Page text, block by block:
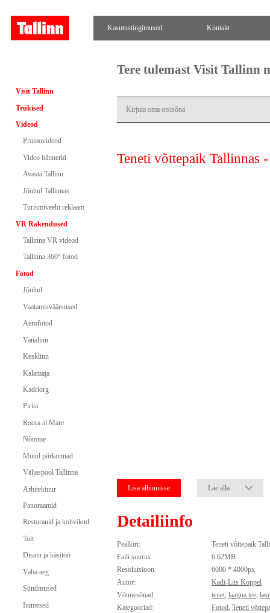
Kasutustingimused Kontakt
Visit Tallinn
Trükised
Videod
Promovideod
Video bännerid
Avasta Tallinn
Jõulud Tallinnas
Turismiveebi reklaam
VR Rakendused
Tallinna VR videod
Tallinna 360° fotod
Fotod
Jõulud
Vaatamisväärsused
Aerofotod
Vanalinn
Kesklinn
Kalamaja
Kadriorg
Pirita
Rocca al Mare
Nõmme
Muud piirkonnad
Väljaspool Tallinna
Arhitektuur
Panoraamid
Restoranid ja kohvikud
Toit
Disain ja käsitöö
Vaba aeg
Sündmused
Inimesed
Tere tulemast Visit Tallinn
Teneti võttepaik Tallinnas
Lisa albumisse Lae alla
Detailiinfo
Pealkiri:
Teneti võttepaik
Faili suurus:
6.62MB
Resolutsioon:
6000 * 4000px
Autor:
Kadi-Liis Koppel
Võtmesõnad:
tenet,laagna tee,
Kategooriad:
Fotod,Teneti